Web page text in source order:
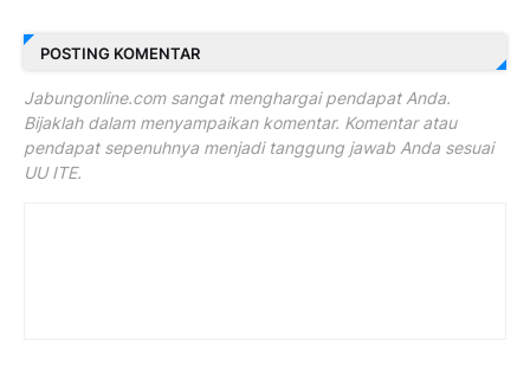
POSTING KOMENTAR
Jabungonline.com sangat menghargai pendapat Anda.
Bijaklah dalam menyampaikan komentar. Komentar atau
pendapat sepenuhnya menjadi tanggung jawab Anda sesuai
UU ITE.